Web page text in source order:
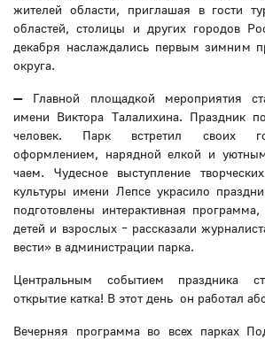
жителей области, приглашая в гости
областей, столицы и других городов
декабря наслаждались первым зимним
округа.
— Главной площадкой мероприятия
имени Виктора Талалихина. Праздник
человек. Парк встретил своих
оформлением, нарядной елкой и
чаем. Чудесное выступление
культуры имени Лепсе украсило
подготовлены интерактивная
детей и взрослых – рассказали
вести» в администрации парка.
Центральным событием праздника
открытие катка! В этот день он работал
Вечерняя программа во всех парках